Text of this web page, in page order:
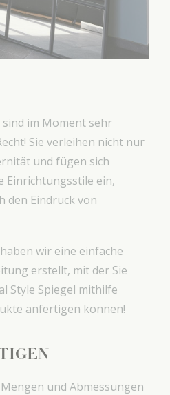
im Moment sehr
Sie verleihen nicht nur
und fügen sich
Einrichtungsstile ein,
den Eindruck von
wir eine einfache
erstellt, mit der Sie
Style Spiegel mithilfe
anfertigen können!
und Abmessungen